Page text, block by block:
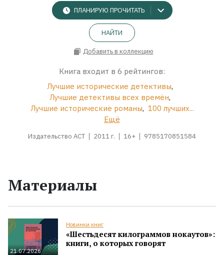
ПЛАНИРУЮ ПРОЧИТАТЬ
НАЙТИ
Добавить в коллекцию
Книга входит в 6 рейтингов:
Лучшие исторические детективы,
Лучшие детективы всех времён,
Лучшие исторические романы, 100 лучших...
Ещё
Издательство АСТ 2011 г. 16+ 9785170851584
Материалы
21.07.2026
Новинки книг
«Шестьдесят килограммов нокаутов»:
книги, о которых говорят